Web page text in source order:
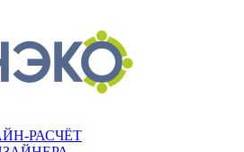
РАСЧЁТ